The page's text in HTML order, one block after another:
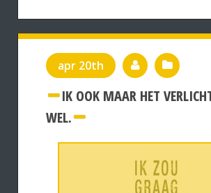
apr 20th
IK OOK MAAR HET
WEL.